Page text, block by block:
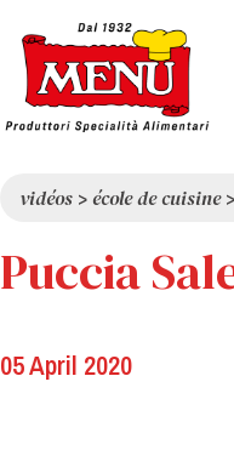
vidéos >école de cuisine>
Puccia
05 April 2020